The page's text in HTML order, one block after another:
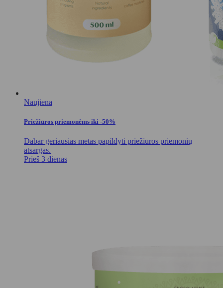
Naujiena
Priežiūros priemonėms iki -50%
Dabar geriausias metas papildyti priežiūros priemonių
atsargas.
Prieš 3 dienas